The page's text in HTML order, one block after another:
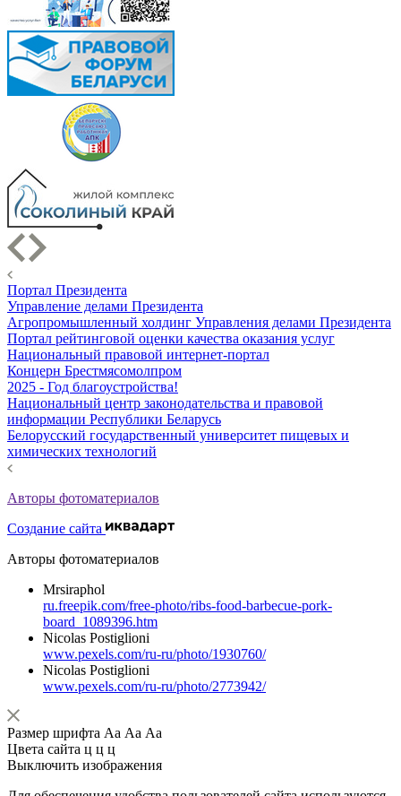
Портал Президента
Управление делами Президента
Агропромышленный холдинг Управления делами Президента
Портал рейтинговой оценки качества оказания услуг
Национальный правовой интернет-портал
Концерн Брестмясомолпром
2025 - Год благоустройства!
Национальный центр законодательства и правовой
информации Республики Беларусь
Белорусский государственный университет пищевых и
химических технологий
Авторы фотоматериалов
Создание сайта
Авторы фотоматериалов
Mrsiraphol
ru.freepik.com/free-photo/ribs-food-barbecue-pork-
board_1089396.htm
Nicolas Postiglioni
www.pexels.com/ru-ru/photo/1930760/
Nicolas Postiglioni
www.pexels.com/ru-ru/photo/2773942/
Размер шрифта Аа Аа Аа
Цвета сайта ц ц ц
Выключить изображения